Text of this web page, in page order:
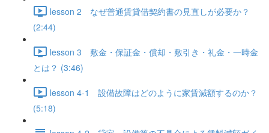
lesson 2 なぜ普通賃貸借契約書の見直しが必要か？
(2:44)
lesson 3 敷金・保証金・償却・敷引き・礼金・一時金
とは？ (3:46)
lesson 4-1 設備故障はどのように家賃減額するのか？
(5:18)